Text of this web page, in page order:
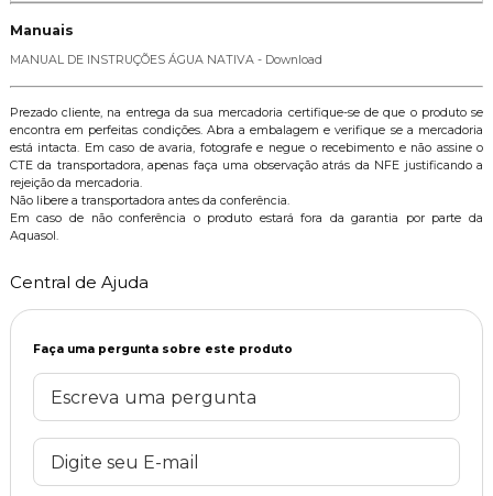
Manuais
MANUAL DE INSTRUÇÕES ÁGUA NATIVA - Download
Prezado cliente, na entrega da sua mercadoria certifique-se de que o produto se
encontra em perfeitas condições. Abra a embalagem e verifique se a mercadoria
está intacta. Em caso de avaria, fotografe e negue o recebimento e não assine o
CTE da transportadora, apenas faça uma observação atrás da NFE justificando a
rejeição da mercadoria.
Não libere a transportadora antes da conferência.
Em caso de não conferência o produto estará fora da garantia por parte da
Aquasol.
Central de Ajuda
Faça uma pergunta sobre este produto